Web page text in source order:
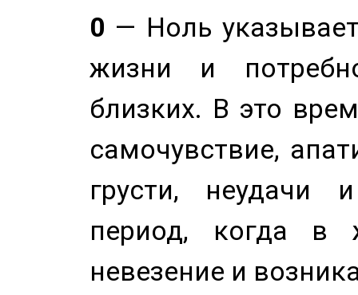
0 — Ноль
жизни и
близких. В это
самочувствие,
грусти, неудачи
период, когда в
невезение и